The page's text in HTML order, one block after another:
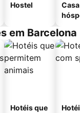
Hostel
em Barcelona
Hotéis que